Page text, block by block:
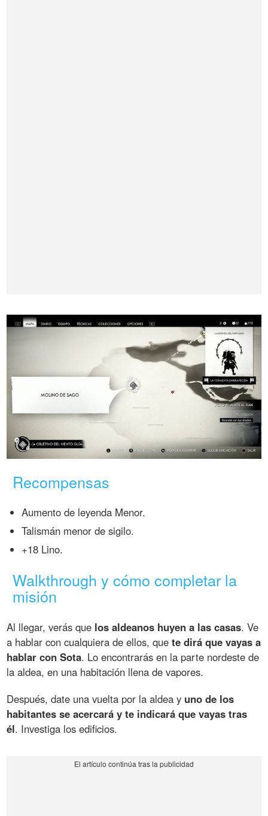
Recompensas
Aumento de leyenda Menor.
Talismán menor de sigilo.
+18 Lino.
Walkthrough y cómo completar la
misión
Al llegar, verás que los aldeanos huyen a las casas. Ve
a hablar con cualquiera de ellos, quete dirá que vayas a
hablar con Sota. Lo encontrarás en la parte nordeste de
la aldea, en una habitación llena de vapores.
Después, date una vuelta por la aldea y uno de los
habitantes se acercará y te indicará que vayas tras
él. Investiga los edificios.